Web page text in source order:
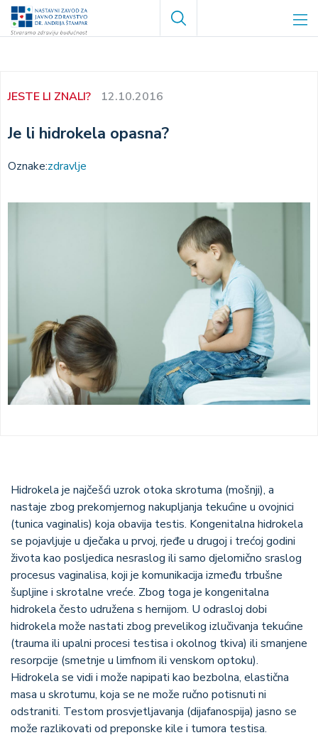
Skoči
Search
JESTE LI ZNALI? 12.10.2016
Je li hidrokela opasna?
Oznake:zdravlje
Hidrokela je najčešći uzrok otoka skrotuma (mošnji), a
nastaje zbog prekomjernog nakupljanja tekućine u ovojnici
(tunica vaginalis) koja obavija testis. Kongenitalna hidrokela
se pojavljuje u dječaka u prvoj, rjeđe u drugoj i trećoj godini
života kao posljedica nesraslog ili samo djelomično sraslog
procesus vaginalisa, koji je komunikacija između trbušne
šupljine i skrotalne vreće. Zbog toga je kongenitalna
hidrokela često udružena s hernijom. U odrasloj dobi
hidrokela može nastati zbog prevelikog izlučivanja tekućine
(trauma ili upalni procesi testisa i okolnog tkiva) ili smanjene
resorpcije (smetnje u limfnom ili venskom optoku).
Hidrokela se vidi i može napipati kao bezbolna, elastična
masa u skrotumu, koja se ne može ručno potisnuti ni
odstraniti. Testom prosvjetljavanja (dijafanospija) jasno se
može razlikovati od preponske kile i tumora testisa.